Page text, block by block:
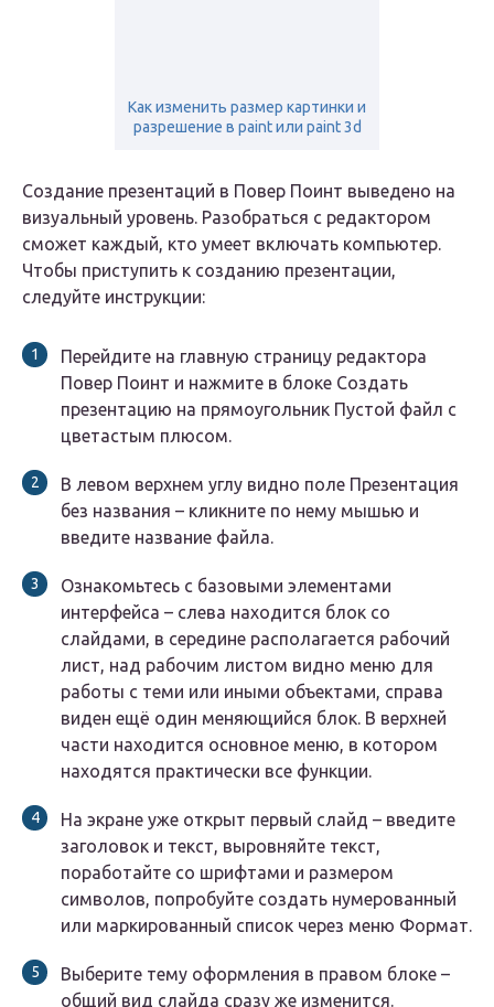
Как изменить размер картинки и
разрешение в paint или paint 3d
Создание презентаций в Повер Поинт выведено на
визуальный уровень. Разобраться с редактором
сможет каждый, кто умеет включать компьютер.
Чтобы приступить к созданию презентации,
следуйте инструкции:
Перейдите на главную страницу редактора
Повер Поинт и нажмите в блоке Создать
презентацию на прямоугольник Пустой файл с
цветастым плюсом.
В левом верхнем углу видно поле Презентация
без названия – кликните по нему мышью и
введите название файла.
Ознакомьтесь с базовыми элементами
интерфейса – слева находится блок со
слайдами, в середине располагается рабочий
лист, над рабочим листом видно меню для
работы с теми или иными объектами, справа
виден ещё один меняющийся блок. В верхней
части находится основное меню, в котором
находятся практически все функции.
На экране уже открыт первый слайд – введите
заголовок и текст, выровняйте текст,
поработайте со шрифтами и размером
символов, попробуйте создать нумерованный
или маркированный список через меню Формат.
Выберите тему оформления в правом блоке –
общий вид слайда сразу же изменится.